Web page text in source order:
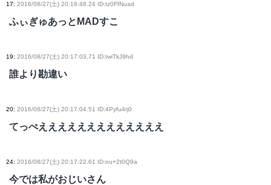
17: 2016/08/27(土) 20:16:48.24 ID:tz0FfNuad
ふぃぎゅあっとMADすこ
19: 2016/08/27(土) 20:17:03.71 ID:twiTkJ9hd
誰より勘違い
20: 2016/08/27(土) 20:17:04.51 ID:4Pyfu4rj0
てっぺえええええええええええええ
24: 2016/08/27(土) 20:17:22.61 ID:nu+2t0Q9a
今では私がおじいさん